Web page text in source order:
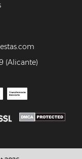
(Alicante)